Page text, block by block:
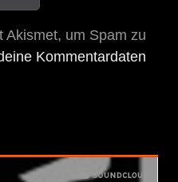
Akismet, um Spam zu
Kommentardaten